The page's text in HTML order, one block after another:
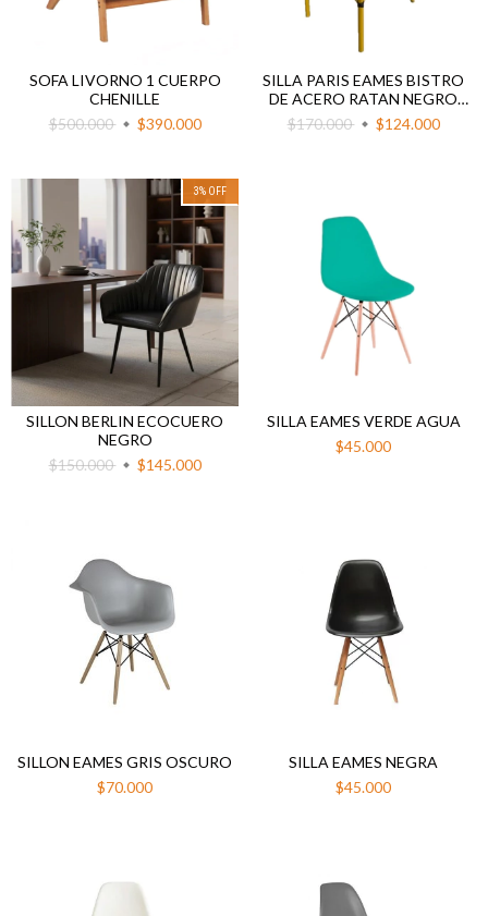
SOFA LIVORNO 1 CUERPO
CHENILLE
$500.000
$390.000
SILLA PARIS EAMES BISTRO
DE ACERO RATAN NEGRO
CON LUNARES
$170.000 $124.000
3% OFF
SILLON BERLIN ECOCUERO
NEGRO
$150.000
$145.000
SILLA EAMES VERDE AGUA
$45.000
SILLON EAMES GRIS OSCURO
$70.000
SILLA EAMES NEGRA
$45.000